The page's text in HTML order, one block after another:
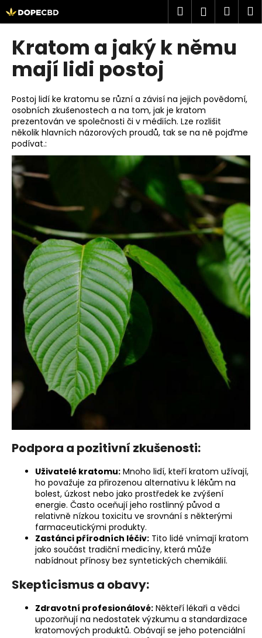
Přejít
na
obsah
Hledat
Kratom a jaký k němu
mají lidi postoj
Postoj lidí ke kratomu se různí a závisí na jejich povědomí,
osobních zkušenostech a na tom, jak je kratom
prezentován ve společnosti či v médiích. Lze rozlišit
několik hlavních názorových proudů, tak se na ně pojďme
podívat.:
Podpora a pozitivní zkušenosti:
Uživatelé kratomu: Mnoho lidí, kteří kratom užívají,
ho považuje za přirozenou alternativu k lékům na
bolest, úzkost nebo jako prostředek ke zvýšení
energie. Často oceňují jeho rostlinný původ a
relativně nízkou toxicitu ve srovnání s některými
farmaceutickými produkty.
Zastánci přírodních léčiv: Tito lidé vnímají kratom
jako součást tradiční medicíny, která může
nabídnout přínosy bez syntetických chemikálií.
Skepticismus a obavy:
Zdravotní profesionálové: Někteří lékaři a vědci
upozorňují na nedostatek výzkumu a standardizace
kratomových produktů. Obávají se jeho potenciální
K
o
C
o
p
o
t
ř
e
b
u
j
t